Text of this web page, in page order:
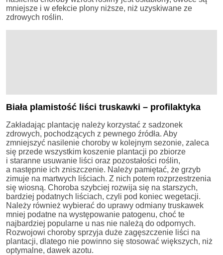
mniejsze i w efekcie plony niższe, niż uzyskiwane ze
zdrowych roślin.
Biała plamistość liści truskawki – profilaktyka
Zakładając plantację należy korzystać z sadzonek
zdrowych, pochodzących z pewnego źródła. Aby
zmniejszyć nasilenie choroby w kolejnym sezonie, zaleca
się przede wszystkim koszenie plantacji po zbiorze
i staranne usuwanie liści oraz pozostałości roślin,
a następnie ich zniszczenie. Należy pamiętać, że grzyb
zimuje na martwych liściach. Z nich potem rozprzestrzenia
się wiosną. Choroba szybciej rozwija się na starszych,
bardziej podatnych liściach, czyli pod koniec wegetacji.
Należy również wybierać do uprawy odmiany truskawek
mniej podatne na występowanie patogenu, choć te
najbardziej popularne u nas nie należą do odpornych.
Rozwojowi choroby sprzyja duże zagęszczenie liści na
plantacji, dlatego nie powinno się stosować większych, niż
optymalne, dawek azotu.